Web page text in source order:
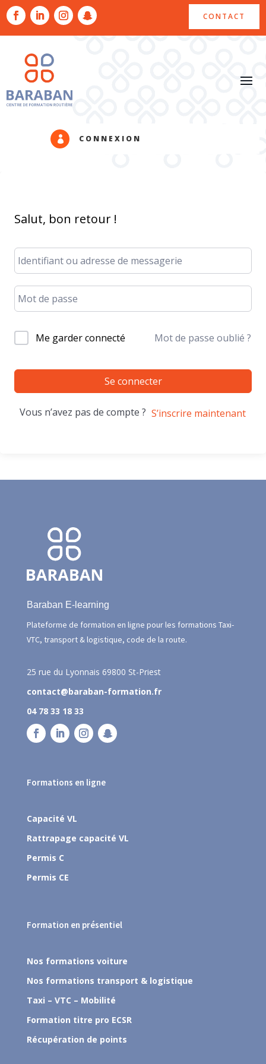
CONTACT
 CONNEXION
Salut, bon retour !
Me garder connecté Mot de passe oublié ?
Se connecter
Vous n’avez pas de compte ? S’inscrire maintenant
Baraban E-learning
Plateforme de formation en ligne pour les formations Taxi-
VTC, transport & logistique, code de la route.
25 rue du Lyonnais 69800 St-Priest
contact@baraban-formation.fr
04 78 33 18 33
Formations en ligne
Capacité VL
Rattrapage capacité VL
Permis C
Permis CE
Formation en présentiel
Nos formations voiture
Nos formations transport & logistique
Taxi – VTC – Mobilité
Formation titre pro ECSR
Récupération de points